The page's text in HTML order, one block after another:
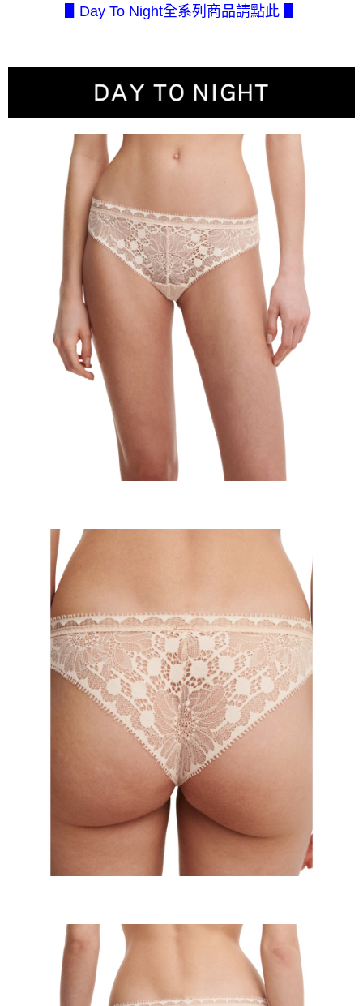
資料（包含姓名、電話或地址）提供予台灣大哥大進項蒐集、處理及利用，
由本公司與您本人進行分期帳單所需資料之確認、核對及更正。
3.完整用戶服務條款，請詳閱以下連結：https://oppay.tw/userRule
３．收到繳費通知簡訊後14天內，點擊此簡訊中的連結，可透過四大超商／
ATM／網路銀行／等多元方式進行付款，方視為交易完成。
後付繳納相關費用。
是否繳費成功／繳費後需取消欲退款等相關疑問，請聯繫「AFTEE先享後付
【注意事項】
１．透過由恩沛科技股份有限公司提供之「AFTEE先享後付」服務完成之交
易，需依本服務之必要範圍內提供個人資料，並將交易相關給付款項請求債
權轉讓予恩沛科技股份有限公司。
２．關於個人資料處理事宜，請瀏覽以下網址：
https://aftee.tw/terms/#terms3
３．未成年的使用者請事先徵得法定代理人或監護人之同意方可使用
「AFTEE先享後付」，若未經同意申辦者引起之損失，本公司不負相關責
４．使用「AFTEE先享後付」時，將依據個別帳號之用戶狀況，依本公司即
時審查核予不同之上限額度；若仍有額度不足之情形，本公司將視審查結果
請求用戶進行身份認證。
５．嚴禁一人註冊多個帳號或使用他人資訊註冊。若發現惡意使用之情形，
恩沛科技股份有限公司將有權停止該用戶之使用額度並採取法律行動。
每筆NT$80，滿NT$2,500(含以上)免運費
宅配(不含釣魚台列嶼、東沙、南沙、虎井島、桶盤島、望安、七
美、白沙、烈嶼、烏坵、蘭嶼)
每筆NT$200
▋Day To Night全系列商品請點此 ▋